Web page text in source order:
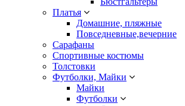
Платья
Домашние, пляжные
Повседневные,вечерние
Сарафаны
Спортивные костюмы
Толстовки
Футболки, Майки
Майки
Футболки